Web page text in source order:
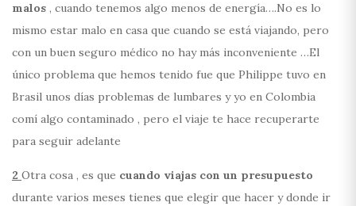
malos , cuando tenemos algo menos de energía….No es lo
mismo estar malo en casa que cuando se está viajando, pero
con un buen seguro médico no hay más inconveniente …El
único problema que hemos tenido fue que Philippe tuvo en
Brasil unos días problemas de lumbares y yo en Colombia
comí algo contaminado , pero el viaje te hace recuperarte
para seguir adelante
2 Otra cosa , es que cuando viajas con un presupuesto
durante varios meses tienes que elegir que hacer y donde ir